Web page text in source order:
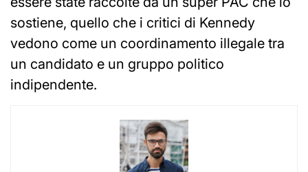
sostiene, quello che i critici di Kennedy
vedono come un coordinamento illegale tra
un candidato e un gruppo politico
indipendente.